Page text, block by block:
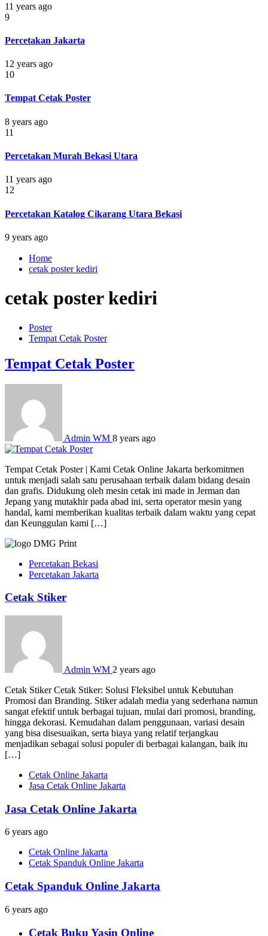
11 years ago
9
Percetakan Jakarta
12 years ago
10
Tempat Cetak Poster
8 years ago
11
Percetakan Murah Bekasi Utara
11 years ago
12
Percetakan Katalog Cikarang Utara Bekasi
9 years ago
Home
cetak poster kediri
cetak poster kediri
Poster
Tempat Cetak Poster
Tempat Cetak Poster
Admin WM 8 years ago
Tempat Cetak Poster | Kami Cetak Online Jakarta berkomitmen
untuk menjadi salah satu perusahaan terbaik dalam bidang desain
dan grafis. Didukung oleh mesin cetak ini made in Jerman dan
Jepang yang mutakhir pada abad ini, serta operator mesin yang
handal, kami memberikan kualitas terbaik dalam waktu yang cepat
dan Keunggulan kami […]
Percetakan Bekasi
Percetakan Jakarta
Cetak Stiker
Admin WM 2 years ago
Cetak Stiker Cetak Stiker: Solusi Fleksibel untuk Kebutuhan
Promosi dan Branding. Stiker adalah media yang sederhana namun
sangat efektif untuk berbagai tujuan, mulai dari promosi, branding,
hingga dekorasi. Kemudahan dalam penggunaan, variasi desain
yang bisa disesuaikan, serta biaya yang relatif terjangkau
menjadikan sebagai solusi populer di berbagai kalangan, baik itu
[…]
Cetak Online Jakarta
Jasa Cetak Online Jakarta
Jasa Cetak Online Jakarta
6 years ago
Cetak Online Jakarta
Cetak Spanduk Online Jakarta
Cetak Spanduk Online Jakarta
6 years ago
Cetak Buku Yasin Online